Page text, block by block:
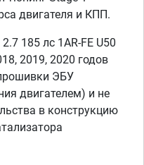
двигателя и КПП.
185 лс 1AR-FE U50
2019, 2020 годов
ЭБУ
двигателем) и не
в конструкцию